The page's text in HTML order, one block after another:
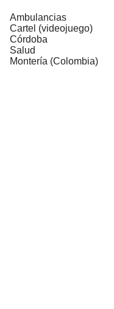
Ambulancias
Cartel (videojuego)
Córdoba
Salud
Montería (Colombia)